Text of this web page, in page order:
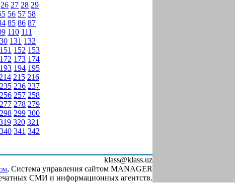
26 27 28 29
56 57 58
85 86 87
110 111
131 132
151 152 153
172 173 174
193 194 195
214 215 216
235 236 237
256 257 258
277 278 279
298 299 300
320 321
340 341 342
klass@klass.uz
, Система управления сайтом MANAGER
СМИ и информационных агентств.